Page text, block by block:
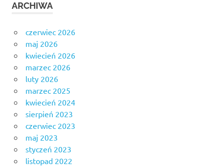
ARCHIWA
czerwiec 2026
maj 2026
kwiecień 2026
marzec 2026
luty 2026
marzec 2025
kwiecień 2024
sierpień 2023
czerwiec 2023
maj 2023
styczeń 2023
listopad 2022